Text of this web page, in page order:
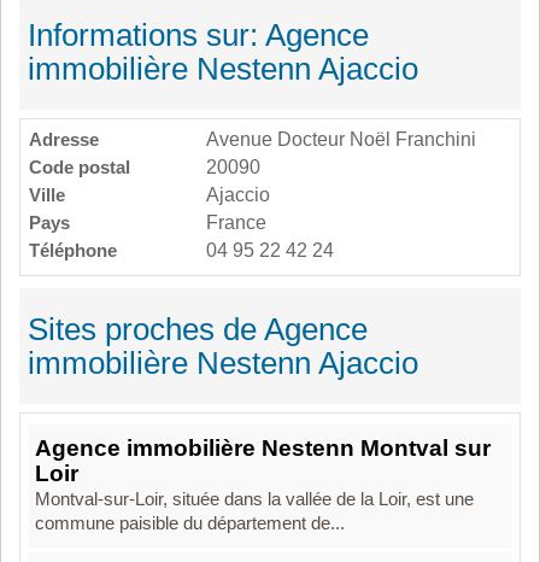
Informations sur: Agence
immobilière Nestenn Ajaccio
Adresse
Avenue Docteur Noël Franchini
Code postal
20090
Ville
Ajaccio
Pays
France
Téléphone
04 95 22 42 24
Sites proches de Agence
immobilière Nestenn Ajaccio
Agence immobilière Nestenn Montval sur
Loir
Montval-sur-Loir, située dans la vallée de la Loir, est une
commune paisible du département de...